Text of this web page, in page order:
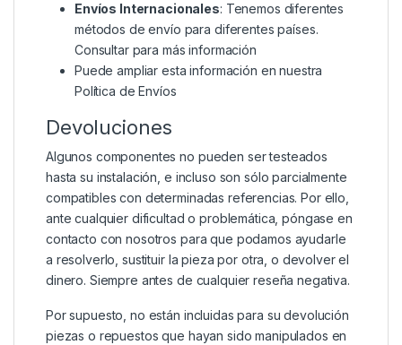
Envíos Internacionales: Tenemos diferentes
métodos de envío para diferentes países.
Consultar para más información
Puede ampliar esta información en nuestra
Política de Envíos
Devoluciones
Algunos componentes no pueden ser testeados
hasta su instalación, e incluso son sólo parcialmente
compatibles con determinadas referencias. Por ello,
ante cualquier dificultad o problemática, póngase en
contacto con nosotros para que podamos ayudarle
a resolverlo, sustituir la pieza por otra, o devolver el
dinero. Siempre antes de cualquier reseña negativa.
Por supuesto, no están incluidas para su devolución
piezas o repuestos que hayan sido manipulados en